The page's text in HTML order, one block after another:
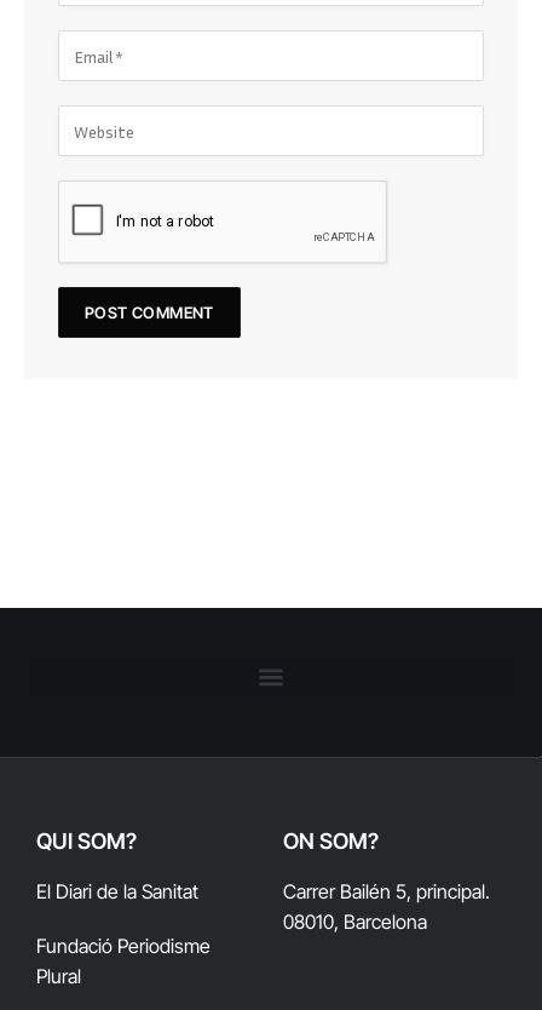
QUI SOM?
El Diari de la Sanitat
Fundació Periodisme
Plural
ON SOM?
Carrer Bailén 5, principal.
08010, Barcelona